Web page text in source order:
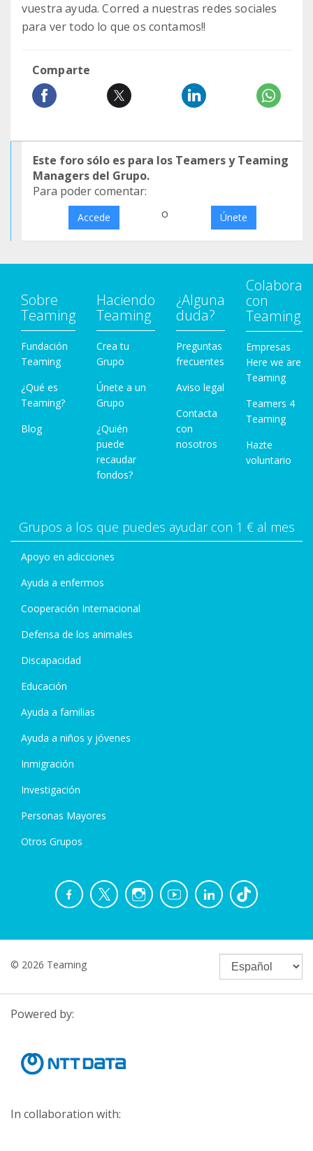
vuestra ayuda. Corred a nuestras redes sociales
para ver todo lo que os contamos!!
Comparte
Este foro sólo es para los Teamers y Teaming
Managers del Grupo.
Para poder comentar:
Accede o Únete
Sobre
Teaming
Fundación
Teaming
¿Qué es
Teaming?
Blog
Haciendo
Teaming
Crea tu
Grupo
Únete a un
Grupo
¿Quién
puede
recaudar
fondos?
¿Alguna
duda?
Preguntas
frecuentes
Aviso legal
Contacta
con
nosotros
Colabora
con
Teaming
Empresas
Here we are
Teaming
Teamers 4
Teaming
Hazte
voluntario
Grupos a los que puedes ayudar con 1 € al mes
Apoyo en adicciones
Ayuda a enfermos
Cooperación Internacional
Defensa de los animales
Discapacidad
Educación
Ayuda a familias
Ayuda a niños y jóvenes
Inmigración
Investigación
Personas Mayores
Otros Grupos
© 2026 Teaming
Powered by:
In collaboration with: